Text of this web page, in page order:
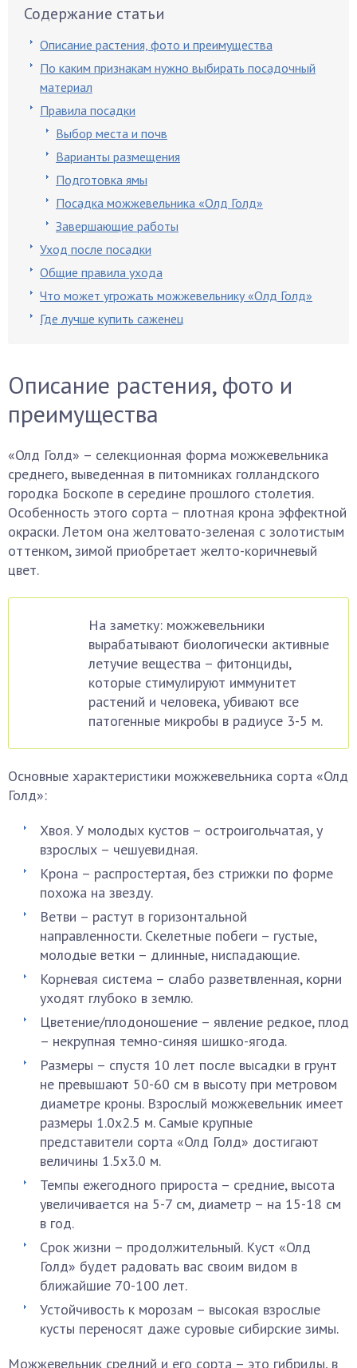
Содержание статьи
Описание растения, фото и преимущества
По каким признакам нужно выбирать посадочный
материал
Правила посадки
Выбор места и почв
Варианты размещения
Подготовка ямы
Посадка можжевельника «Олд Голд»
Завершающие работы
Уход после посадки
Общие правила ухода
Что может угрожать можжевельнику «Олд Голд»
Где лучше купить саженец
Описание растения, фото и
преимущества
«Олд Голд» – селекционная форма можжевельника
среднего, выведенная в питомниках голландского
городка Боскопе в середине прошлого столетия.
Особенность этого сорта – плотная крона эффектной
окраски. Летом она желтовато-зеленая с золотистым
оттенком, зимой приобретает желто-коричневый
цвет.
На заметку: можжевельники
вырабатывают биологически активные
летучие вещества – фитонциды,
которые стимулируют иммунитет
растений и человека, убивают все
патогенные микробы в радиусе 3-5 м.
Основные характеристики можжевельника сорта «Олд
Голд»:
Хвоя. У молодых кустов – остроигольчатая, у
взрослых – чешуевидная.
Крона – распростертая, без стрижки по форме
похожа на звезду.
Ветви – растут в горизонтальной
направленности. Скелетные побеги – густые,
молодые ветки – длинные, ниспадающие.
Корневая система – слабо разветвленная, корни
уходят глубоко в землю.
Цветение/плодоношение – явление редкое, плод
– некрупная темно-синяя шишко-ягода.
Размеры – спустя 10 лет после высадки в грунт
не превышают 50-60 см в высоту при метровом
диаметре кроны. Взрослый можжевельник имеет
размеры 1.0х2.5 м. Самые крупные
представители сорта «Олд Голд» достигают
величины 1.5х3.0 м.
Темпы ежегодного прироста – средние, высота
увеличивается на 5-7 см, диаметр – на 15-18 см
в год.
Срок жизни – продолжительный. Куст «Олд
Голд» будет радовать вас своим видом в
ближайшие 70-100 лет.
Устойчивость к морозам – высокая взрослые
кусты переносят даже суровые сибирские зимы.
Можжевельник средний и его сорта – это гибриды, в